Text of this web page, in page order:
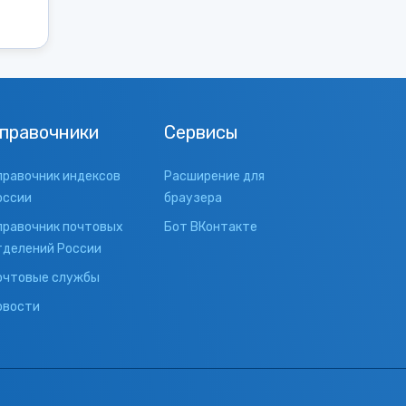
индексов
почтовых
России
службы
Сервисы
Расширение для
браузера
Бот ВКонтакте